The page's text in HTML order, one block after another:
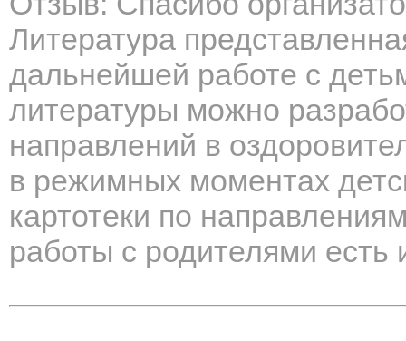
Литература
дальнейшей работе с
литературы можно
направлений в
в режимных моментах
картотеки по
работы с родителями